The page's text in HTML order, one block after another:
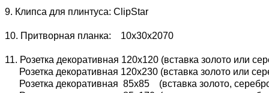
9. Клипса для плинтуса: ClipStar
10. Притворная планка: 10х30х2070
11. Розетка декоративная 120х120 (вставка золото или
Розетка декоративная 120х230 (вставка золото или
Розетка декоративная 85х85 (вставка золото,